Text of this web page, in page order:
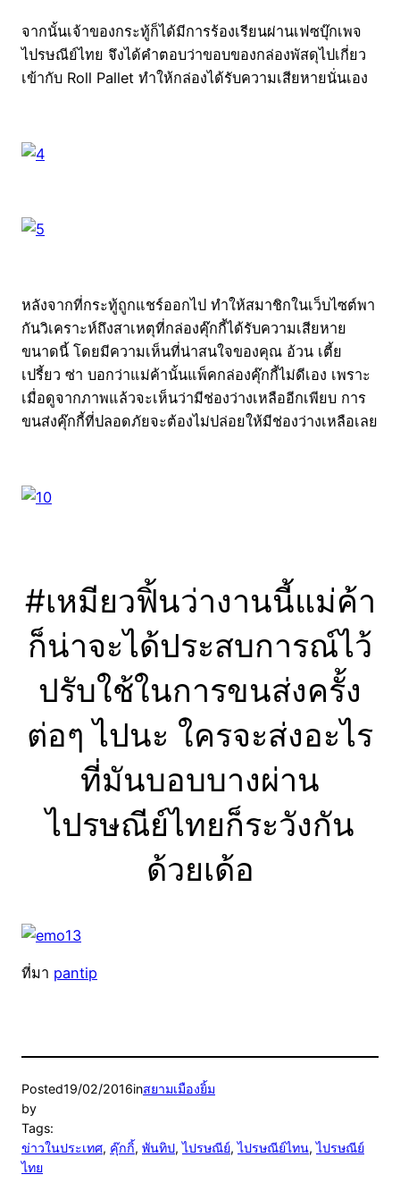
จากนั้นเจ้าของกระทู้ก็ได้มีการร้องเรียนผ่านเฟซบุ๊กเพจ
ไปรษณีย์ไทย จึงได้คำตอบว่าขอบของกล่องพัสดุไปเกี่ยว
เข้ากับ Roll Pallet ทำให้กล่องได้รับความเสียหายนั่นเอง
หลังจากที่กระทู้ถูกแชร์ออกไป ทำให้สมาชิกในเว็บไซต์พา
กันวิเคราะห์ถึงสาเหตุที่กล่องคุ๊กกี้ได้รับความเสียหาย
ขนาดนี้ โดยมีความเห็นที่น่าสนใจของคุณ อ้วน เตี้ย
เปรี้ยว ซ่า บอกว่าแม่ค้านั้นแพ็คกล่องคุ๊กกี้ไม่ดีเอง เพราะ
เมื่อดูจากภาพแล้วจะเห็นว่ามีช่องว่างเหลืออีกเพียบ การ
ขนส่งคุ๊กกี้ที่ปลอดภัยจะต้องไม่ปล่อยให้มีช่องว่างเหลือเลย
#เหมียวฟิ้นว่างานนี้แม่ค้า
ก็น่าจะได้ประสบการณ์ไว้
ปรับใช้ในการขนส่งครั้ง
ต่อๆ ไปนะ ใครจะส่งอะไร
ที่มันบอบบางผ่าน
ไปรษณีย์ไทยก็ระวังกัน
ด้วยเด้อ
ที่มา pantip
Posted19/02/2016inสยามเมืองยิ้ม
by
Tags:
ข่าวในประเทศ, คุ๊กกิ้, พันทิป, ไปรษณีย์, ไปรษณีย์ไทน, ไปรษณีย์
ไทย